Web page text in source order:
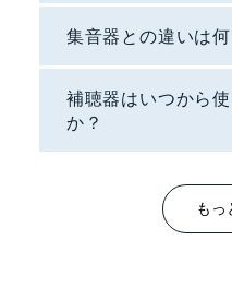
集音器との違いは
補聴器はいつから
か？
もっ